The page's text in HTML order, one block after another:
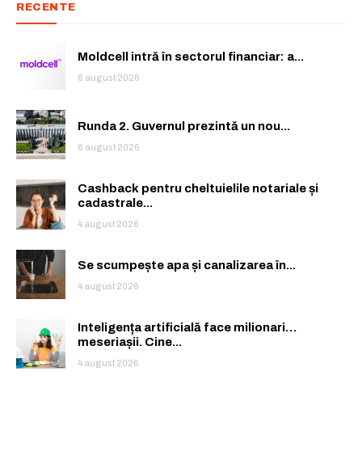
RECENTE
Moldcell intră în sectorul financiar: a...
6 august 2026
Runda 2. Guvernul prezintă un nou...
6 august 2026
Cashback pentru cheltuielile notariale și
cadastrale...
4 august 2026
Se scumpește apa și canalizarea în...
4 august 2026
Inteligența artificială face milionari…
meseriașii. Cine...
4 august 2026